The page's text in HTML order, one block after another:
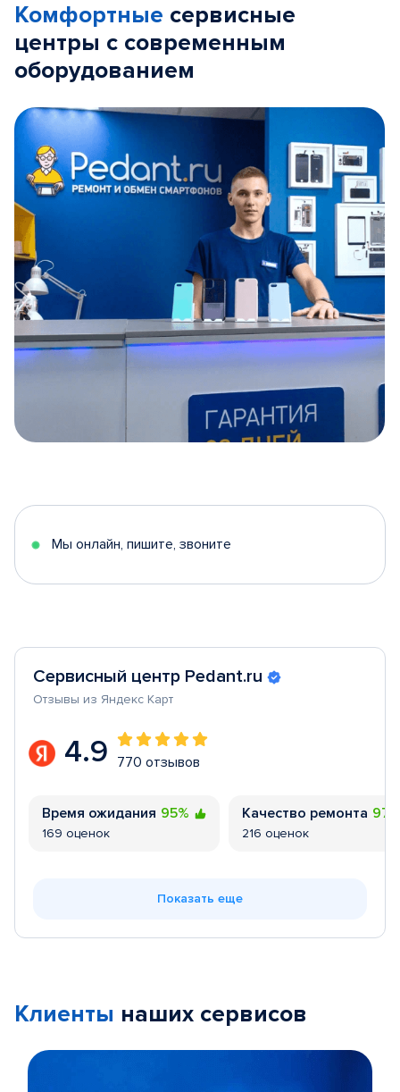
Комфортные сервисные
центры с современным
оборудованием
5
Мы онлайн, пишите, звоните
Сервисный центр Pedant.ru
Отзывы из Яндекс Карт
4.9 770 отзывов
Время ожидания 95%
169 оценок
Качество ремонта
216 оценок
Показать еще
Клиенты наших сервисов